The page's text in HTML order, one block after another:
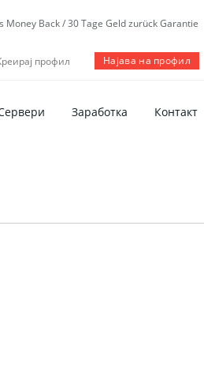
профил Најава на профил
Заработка Контакт